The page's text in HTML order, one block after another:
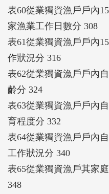
表60從業獨資漁戶戶內
家漁業工作日數分 308
表61從業獨資漁戶戶內
作狀況分 316
表62從業獨資漁戶戶內
齡分 324
表63從業獨資漁戶戶內
育程度分 332
表64從業獨資漁戶戶內
工作狀況分 340
表65從業獨資漁戶其家
348